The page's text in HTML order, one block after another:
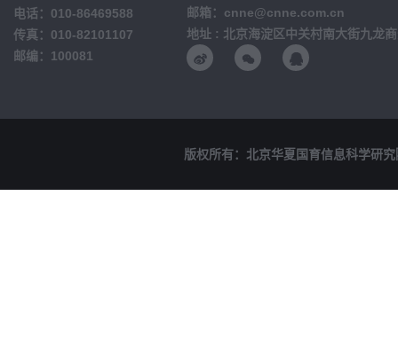
电话：010-86469588
传真：010-82101107
邮编：100081
邮箱：cnne@cnne.com.cn
地址 : 北京海淀区中关村南大街九龙
版权所有：北京华夏国育信息科学